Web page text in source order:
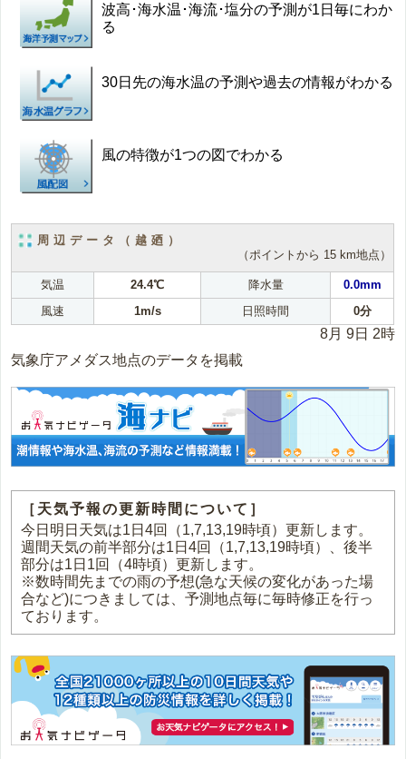
波高･海水温･海流･塩分の予測が1日毎にわか
る
30日先の海水温の予測や過去の情報がわかる
風の特徴が1つの図でわかる
周辺データ（越廼）
（ポイントから 15 km地点）
気温 24.4℃ 降水量
0.0mm
風速
1m/s 日照時間 0分
8月 9日 2時
気象庁アメダス地点のデータを掲載
［天気予報の更新時間について］
今日明日天気は1日4回（1,7,13,19時頃）更新します。
週間天気の前半部分は1日4回（1,7,13,19時頃）、後半
部分は1日1回（4時頃）更新します。
※数時間先までの雨の予想(急な天候の変化があった場
合など)につきましては、予測地点毎に毎時修正を行っ
ております。